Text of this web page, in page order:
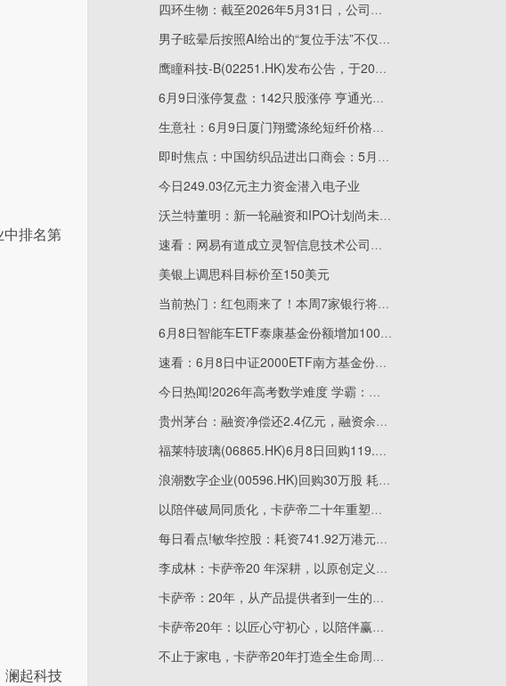
排名第
澜起科技
四环生物：截至2026年5月31日，公司股东人数为88410_今亮点
男子眩晕后按照AI给出的“复位手法”不仅没改善反加重 医生提醒：别乱用！
鹰瞳科技-B(02251.HK)发布公告，于2026年6月9日斥资4.94万港元回购4300股_新视野
6月9日涨停复盘：142只股涨停 亨通光电6天3板
生意社：6月9日厦门翔鹭涤纶短纤价格上调 每日精选
即时焦点：中国纺织品进出口商会：5月纺织服装出口环比回升 同比微降
今日249.03亿元主力资金潜入电子业
沃兰特董明：新一轮融资和IPO计划尚未决策
速看：网易有道成立灵智信息技术公司，含多项AI业务
美银上调思科目标价至150美元
当前热门：红包雨来了！本周7家银行将分红共331亿
6月8日智能车ETF泰康基金份额增加100万份，重仓股宁德时代、比亚迪、立讯精密|重点聚焦
速看：6月8日中证2000ETF南方基金份额增加4800万份，重仓股炬光科技、亚翔集成、万邦达
今日热闻!2026年高考数学难度 学霸：三年高中白学了，学渣：三年啥也没学会
贵州茅台：融资净偿还2.4亿元，融资余额194.99亿元 焦点要闻
福莱特玻璃(06865.HK)6月8日回购119.60万股，耗资894.75万港元
浪潮数字企业(00596.HK)回购30万股 耗资86.65万港元_当前热门
以陪伴破局同质化，卡萨帝二十年重塑行业格局
每日看点!敏华控股：耗资741.92万港元回购200.00万股股份
李成林：卡萨帝20 年深耕，以原创定义全球高端冰箱标准
卡萨帝：20年，从产品提供者到一生的生活伙伴
卡萨帝20年：以匠心守初心，以陪伴赢人心
不止于家电，卡萨帝20年打造全生命周期的家的陪伴